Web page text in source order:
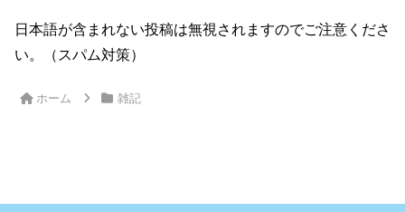
日本語が含まれない投稿は無視されますのでご注意くださ
い。（スパム対策）
ホーム 雑記